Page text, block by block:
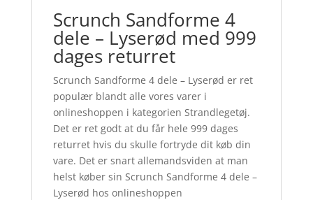
Scrunch Sandforme 4
dele – Lyserød med 999
dages returret
Scrunch Sandforme 4 dele – Lyserød er ret
populær blandt alle vores varer i
onlineshoppen i kategorien Strandlegetøj.
Det er ret godt at du får hele 999 dages
returret hvis du skulle fortryde dit køb din
vare. Det er snart allemandsviden at man
helst køber sin Scrunch Sandforme 4 dele –
Lyserød hos onlineshoppen